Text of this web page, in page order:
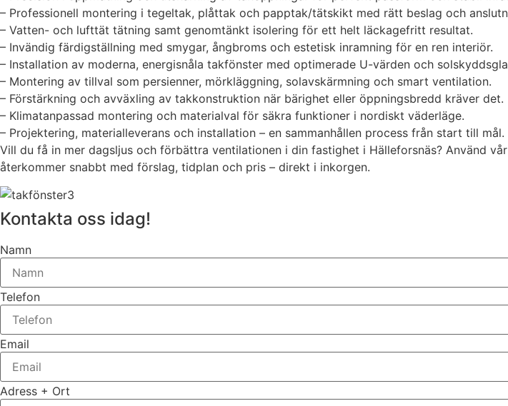
– Professionell montering i tegeltak, plåttak och papptak/tätskikt med rätt beslag och
– Vatten- och lufttät tätning samt genomtänkt isolering för ett helt läckagefritt resultat.
– Invändig färdigställning med smygar, ångbroms och estetisk inramning för en ren interiör.
– Installation av moderna, energisnåla takfönster med optimerade U-värden och
– Montering av tillval som persienner, mörkläggning, solavskärmning och smart ventilation.
– Förstärkning och avväxling av takkonstruktion när bärighet eller öppningsbredd kräver det.
– Klimatanpassad montering och materialval för säkra funktioner i nordiskt väderläge.
– Projektering, materialleverans och installation – en sammanhållen process från start till mål.
Vill du få in mer dagsljus och förbättra ventilationen i din fastighet i Hälleforsnäs? Använd
återkommer snabbt med förslag, tidplan och pris – direkt i inkorgen.
Kontakta oss idag!
Namn
Telefon
Email
Adress + Ort